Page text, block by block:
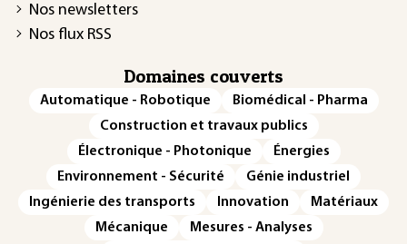
Nos newsletters
Nos flux RSS
Domaines couverts
Automatique - Robotique
Biomédical - Pharma
Construction et travaux publics
Électronique - Photonique
Énergies
Environnement - Sécurité
Génie industriel
Ingénierie des transports
Innovation
Matériaux
Mécanique
Mesures - Analyses